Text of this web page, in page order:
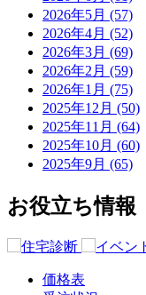
2026年5月 (57)
2026年4月 (52)
2026年3月 (69)
2026年2月 (59)
2026年1月 (75)
2025年12月 (50)
2025年11月 (64)
2025年10月 (60)
2025年9月 (65)
お役立ち情報
価格表